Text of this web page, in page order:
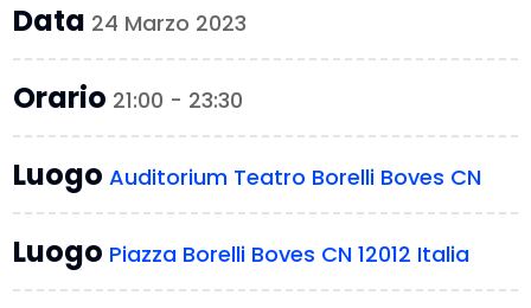
Data 24 Marzo 2023
Orario 21:00 - 23:30
LuogoAuditorium Teatro Borelli Boves CN
Luogo Piazza Borelli Boves CN 12012 Italia